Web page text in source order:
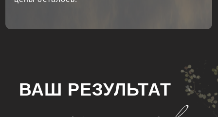
ВАШ РЕЗУЛЬТАТ